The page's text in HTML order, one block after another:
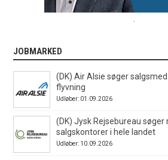
JOBMARKED
(DK) Air Alsie søger
flyvning
Udløber: 01.09.2026
(DK) Jysk Rejsebureau søger
salgskontorer i hele landet
Udløber: 10.09.2026